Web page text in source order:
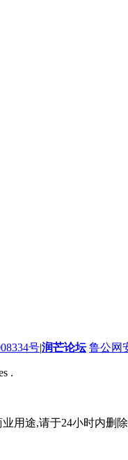
号|润芒论坛 鲁公网
.
用途,请于24小时内删